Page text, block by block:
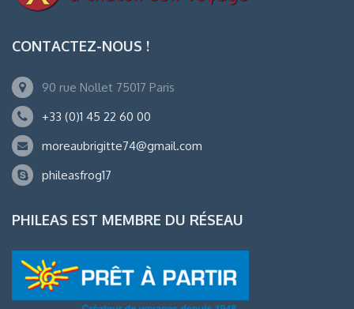
CONTACTEZ-NOUS !
90 rue Nollet 75017 Paris
+33 (0)1 45 22 60 00
moreaubrigitte74@gmail.com
phileasfrog17
PHILEAS EST MEMBRE DU RÉSEAU